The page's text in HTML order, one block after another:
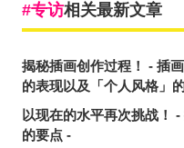
专访相关最新文章
揭秘插画创作过程！ - 插
的表现以及「个人风格」
以现在的水平再次挑战！
的要点 -